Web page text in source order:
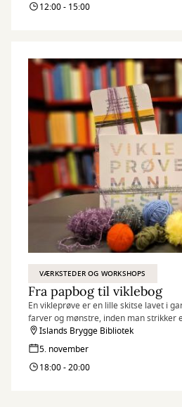
12:00 - 15:00
VÆRKSTEDER OG WORKSHOPS
Fra papbog til viklebog
En vikleprøve er en lille skitse lavet i
farver og mønstre, inden man strikker
Islands Brygge Bibliotek
5. november
18:00 - 20:00